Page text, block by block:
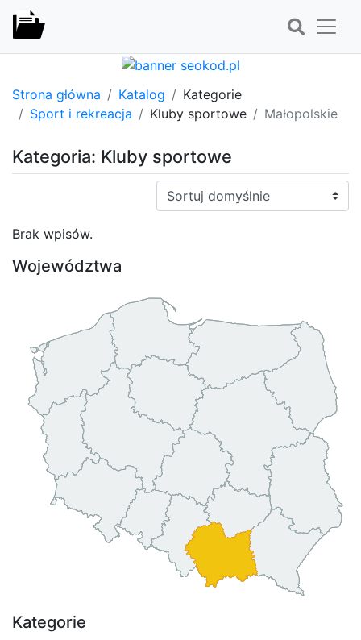
Strona główna Katalog
Kategorie
Sport i rekreacja
Kluby sportowe Małopolskie
Kategoria: Kluby sportowe
Sortuj:
Brak wpisów.
Województwa
Kategorie